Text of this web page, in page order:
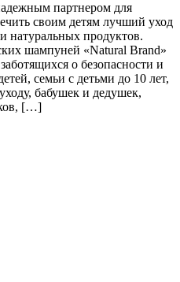
партнером для
своим детям лучший уход
натуральных продуктов.
шампуней «Natural Brand»
о безопасности и
семьи с детьми до 10 лет,
бабушек и дедушек,
[…]